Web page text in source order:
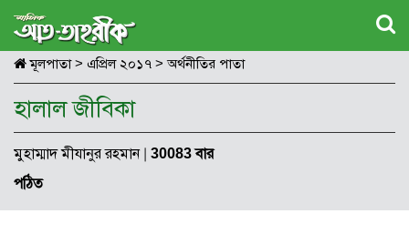
মূলপাতা> এপ্রিল ২০১৭ > অর্থনীতির পাতা
হালাল জীবিকা
মুহাম্মাদ মীযানুর রহমান| 30083 বার
পঠিত